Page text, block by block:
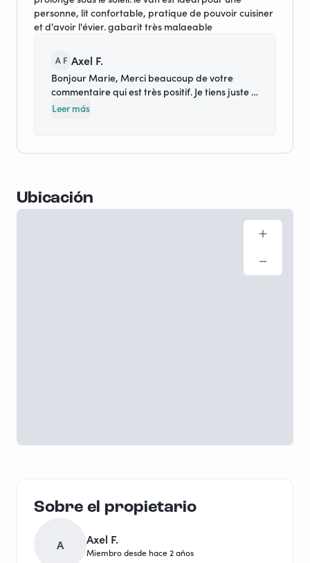
personne, lit confortable, pratique de pouvoir cuisiner
et d'avoir l'évier. gabarit très malaeable
A F Axel F.
Bonjour Marie, Merci beaucoup de votre
commentaire qui est très positif. Je tiens juste à
préciser que le van est bien pour 2 personnes
Leer más
Ubicación
Sobre el propietario
A Axel F.
Miembro desde hace 2 años